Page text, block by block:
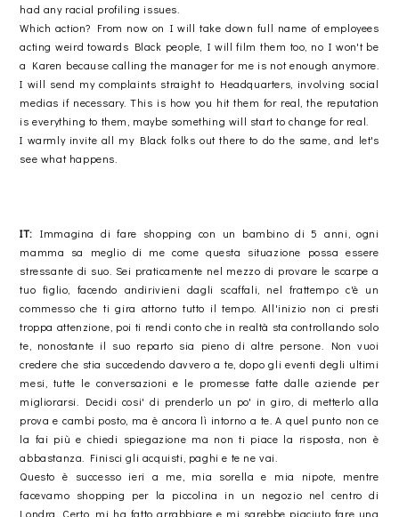
had any racial profiling issues.
Which action? From now on I will take down full name of employees
acting weird towards Black people, I will film them too, no I won't be
a Karen because calling the manager for me is not enough anymore.
I will send my complaints straight to Headquarters, involving social
medias if necessary. This is how you hit them for real, the reputation
is everything to them, maybe something will start to change for real.
I warmly invite all my Black folks out there to do the same, and let's
see what happens.
IT: Immagina di fare shopping con un bambino di 5 anni, ogni
mamma sa meglio di me come questa situazione possa essere
stressante di suo. Sei praticamente nel mezzo di provare le scarpe a
tuo figlio, facendo andirivieni dagli scaffali, nel frattempo c'è un
commesso che ti gira attorno tutto il tempo. All'inizio non ci presti
troppa attenzione, poi ti rendi conto che in realtà sta controllando solo
te, nonostante il suo reparto sia pieno di altre persone. Non vuoi
credere che stia succedendo davvero a te, dopo gli eventi degli ultimi
mesi, tutte le conversazioni e le promesse fatte dalle aziende per
migliorarsi. Decidi cosi' di prenderlo un po' in giro, di metterlo alla
prova e cambi posto, ma è ancora lì intorno a te. A quel punto non ce
la fai più e chiedi spiegazione ma non ti piace la risposta, non è
abbastanza. Finisci gli acquisti, paghi e te ne vai.
Questo è successo ieri a me, mia sorella e mia nipote, mentre
facevamo shopping per la piccolina in un negozio nel centro di
Londra. Certo, mi ha fatto arrabbiare e mi sarebbe piaciuto fare una